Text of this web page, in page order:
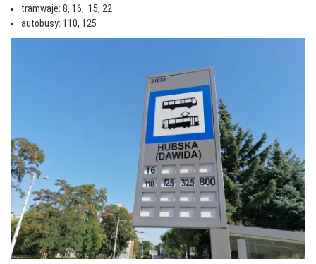
tramwaje: 8, 16, 15, 22
autobusy: 110, 125